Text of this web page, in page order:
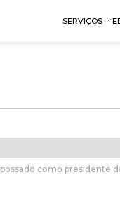
SERVIÇOS
como presidente